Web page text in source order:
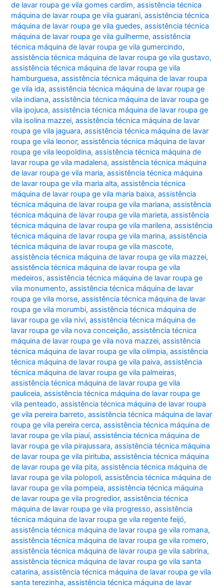
de lavar roupa ge vila gomes cardim,assistência técnica
máquina de lavar roupa ge vila guarani,assistência técnica
máquina de lavar roupa ge vila guedes,assistência técnica
máquina de lavar roupa ge vila guilherme,assistência
técnica máquina de lavar roupa ge vila gumercindo,
assistência técnica máquina de lavar roupa ge vila gustavo,
assistência técnica máquina de lavar roupa ge vila
hamburguesa,assistência técnica máquina de lavar roupa
ge vila ida,assistência técnica máquina de lavar roupa ge
vila indiana,assistência técnica máquina de lavar roupa ge
vila ipojuca,assistência técnica máquina de lavar roupa ge
vila isolina mazzei,assistência técnica máquina de lavar
roupa ge vila jaguara,assistência técnica máquina de lavar
roupa ge vila leonor,assistência técnica máquina de lavar
roupa ge vila leopoldina,assistência técnica máquina de
lavar roupa ge vila madalena,assistência técnica máquina
de lavar roupa ge vila maria,assistência técnica máquina
de lavar roupa ge vila maria alta,assistência técnica
máquina de lavar roupa ge vila maria baixa,assistência
técnica máquina de lavar roupa ge vila mariana,assistência
técnica máquina de lavar roupa ge vila marieta,assistência
técnica máquina de lavar roupa ge vila marilena,assistência
técnica máquina de lavar roupa ge vila marina,assistência
técnica máquina de lavar roupa ge vila mascote,
assistência técnica máquina de lavar roupa ge vila mazzei,
assistência técnica máquina de lavar roupa ge vila
medeiros,assistência técnica máquina de lavar roupa ge
vila monumento,assistência técnica máquina de lavar
roupa ge vila morse,assistência técnica máquina de lavar
roupa ge vila morumbi,assistência técnica máquina de
lavar roupa ge vila nivi,assistência técnica máquina de
lavar roupa ge vila nova conceição,assistência técnica
máquina de lavar roupa ge vila nova mazzei,assistência
técnica máquina de lavar roupa ge vila olímpia,assistência
técnica máquina de lavar roupa ge vila paiva,assistência
técnica máquina de lavar roupa ge vila palmeiras,
assistência técnica máquina de lavar roupa ge vila
pauliceia,assistência técnica máquina de lavar roupa ge
vila penteado,assistência técnica máquina de lavar roupa
ge vila pereira barreto,assistência técnica máquina de lavar
roupa ge vila pereira cerca,assistência técnica máquina de
lavar roupa ge vila piauí,assistência técnica máquina de
lavar roupa ge vila pirajussara,assistência técnica máquina
de lavar roupa ge vila pirituba,assistência técnica máquina
de lavar roupa ge vila pita,assistência técnica máquina de
lavar roupa ge vila polopoli,assistência técnica máquina de
lavar roupa ge vila pompeia,assistência técnica máquina
de lavar roupa ge vila progredior,assistência técnica
máquina de lavar roupa ge vila progresso,assistência
técnica máquina de lavar roupa ge vila regente feijó,
assistência técnica máquina de lavar roupa ge vila romana,
assistência técnica máquina de lavar roupa ge vila romero,
assistência técnica máquina de lavar roupa ge vila sabrina,
assistência técnica máquina de lavar roupa ge vila santa
catarina,assistência técnica máquina de lavar roupa ge vila
santa terezinha,assistência técnica máquina de lavar